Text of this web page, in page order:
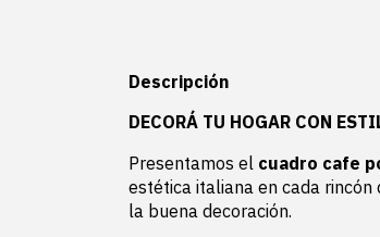
Descripción
DECORÁ TU HOGAR CON
Presentamos el cuadro cafe
estética italiana en cada
la buena decoración.